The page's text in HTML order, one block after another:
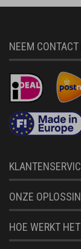
NEEM
ONZE
HOE WERKT